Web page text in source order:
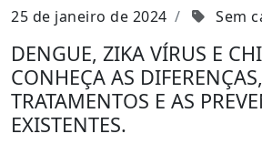
25 de janeiro de 2024 Sem
DENGUE, ZIKA VÍRUS E
CONHEÇA AS DIFERENÇAS,
TRATAMENTOS E AS
EXISTENTES.